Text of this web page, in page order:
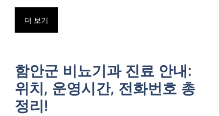
더 보기
함안군 비뇨기과 진료 안내:
위치, 운영시간, 전화번호 총
정리!